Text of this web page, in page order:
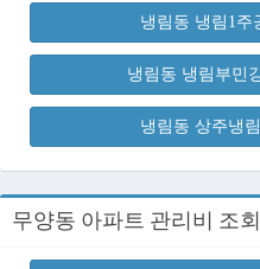
냉림동 냉림1주
냉림동 냉림부민
냉림동 상주냉
무양동 아파트 관리비 조